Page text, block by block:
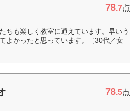
78.7点
ちも楽しく教室に通えています。早いう
よかったと思っています。（30代／女
78.5点